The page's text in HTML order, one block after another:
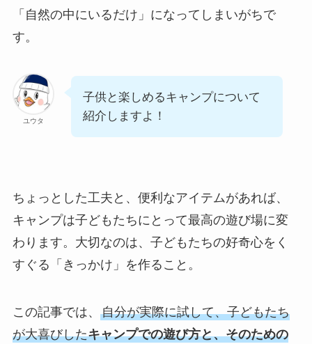
「自然の中にいるだけ」になってしまいがちで
す。
ユウタ
子供と楽しめるキャンプについて
紹介しますよ！
ちょっとした工夫と、便利なアイテムがあれば、
キャンプは子どもたちにとって最高の遊び場に変
わります。大切なのは、子どもたちの好奇心をく
すぐる「きっかけ」を作ること。
この記事では、 自分が実際に試して、子どもたち
が大喜びしたキャンプでの遊び方と、そのための